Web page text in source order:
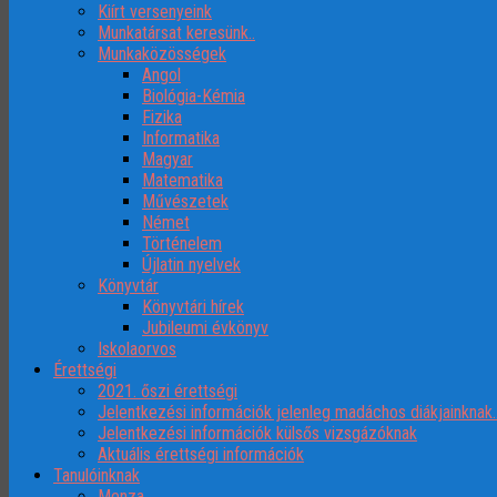
Kiírt versenyeink
Munkatársat keresünk..
Munkaközösségek
Angol
Biológia-Kémia
Fizika
Informatika
Magyar
Matematika
Művészetek
Német
Történelem
Újlatin nyelvek
Könyvtár
Könyvtári hírek
Jubileumi évkönyv
Iskolaorvos
Érettségi
2021. őszi érettségi
Jelentkezési információk jelenleg madáchos
Jelentkezési információk külsős vizsgázóknak
Aktuális érettségi információk
Tanulóinknak